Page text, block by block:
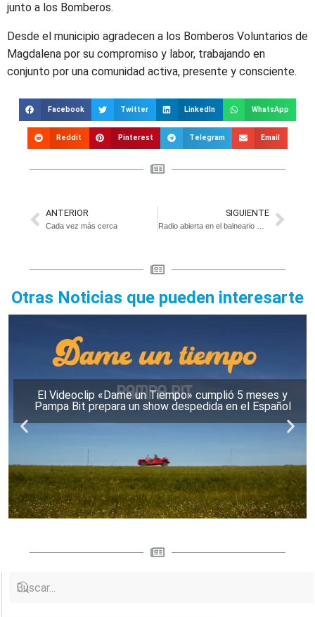
junto a los Bomberos.
Desde el municipio agradecen a los Bomberos Voluntarios de
Magdalena por su compromiso y labor, trabajando en
conjunto por una comunidad activa, presente y consciente.
Facebook Twitter LinkedIn WhatsApp
Reddit Pinterest Telegram Email
ANTERIOR
Cada vez más cerca
SIGUIENTE
Otras Noticias que pueden interesarte
El Videoclip «Dame un Tiempo» cumplió 5 meses y
Pampa Bit prepara un show despedida en el Español